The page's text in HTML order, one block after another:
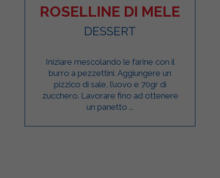
ROSELLINE DI MELE
DESSERT
Iniziare mescolando le farine con il
burro a pezzettini. Aggiungere un
pizzico di sale, l’uovo e 70gr di
zucchero. Lavorare fino ad ottenere
un panetto ...